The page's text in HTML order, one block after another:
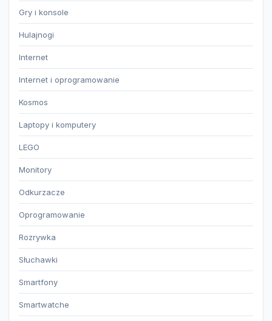
Gry i konsole
Hulajnogi
Internet
Internet i oprogramowanie
Kosmos
Laptopy i komputery
LEGO
Monitory
Odkurzacze
Oprogramowanie
Rozrywka
Słuchawki
Smartfony
Smartwatche